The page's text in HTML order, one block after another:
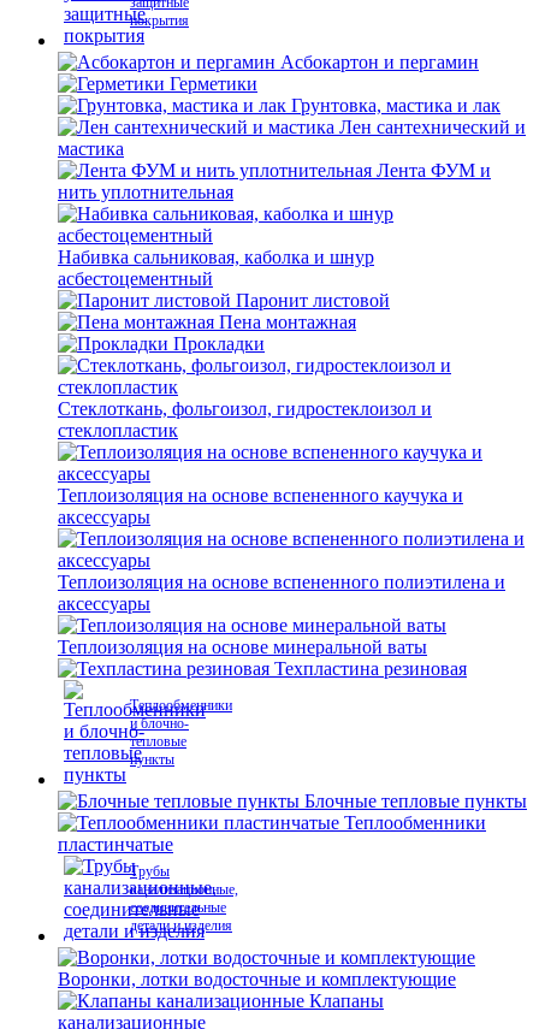
покрытия
Асбокартон и пергамин
Герметики
Грунтовка, мастика и лак
Лен сантехнический и
мастика
Лента ФУМ и
нить уплотнительная
Набивка сальниковая, каболка и шнур
асбестоцементный
Паронит листовой
Пена монтажная
Прокладки
Стеклоткань, фольгоизол, гидростеклоизол и
стеклопластик
Теплоизоляция на основе вспененного каучука и
аксессуары
Теплоизоляция на основе вспененного полиэтилена и
аксессуары
Теплоизоляция на основе минеральной ваты
Техпластина резиновая
Теплообменники
и блочно-
тепловые
пункты
Блочные тепловые пункты
Теплообменники
пластинчатые
Трубы
канализационные,
соединительные
детали и изделия
Воронки, лотки водосточные и комплектующие
Клапаны
канализационные